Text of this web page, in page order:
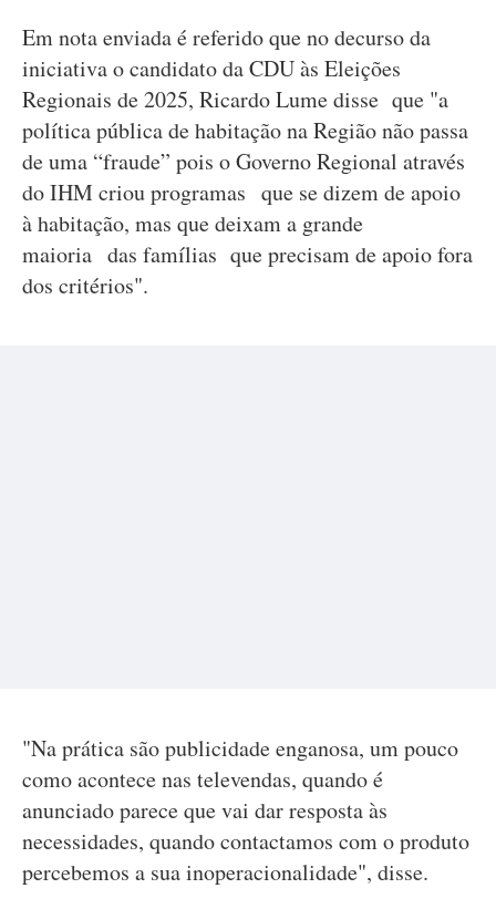
Em nota enviada é referido que no decurso da
iniciativa o candidato da CDU às Eleições
Regionais de 2025, Ricardo Lume disse que "a
política pública de habitação na Região não passa
de uma “fraude” pois o Governo Regional através
do IHM criou programas que se dizem de apoio
à habitação, mas que deixam a grande
maioria das famílias que precisam de apoio fora
dos critérios".
"Na prática são publicidade enganosa, um pouco
como acontece nas televendas, quando é
anunciado parece que vai dar resposta às
necessidades, quando contactamos com o produto
percebemos a sua inoperacionalidade", disse.